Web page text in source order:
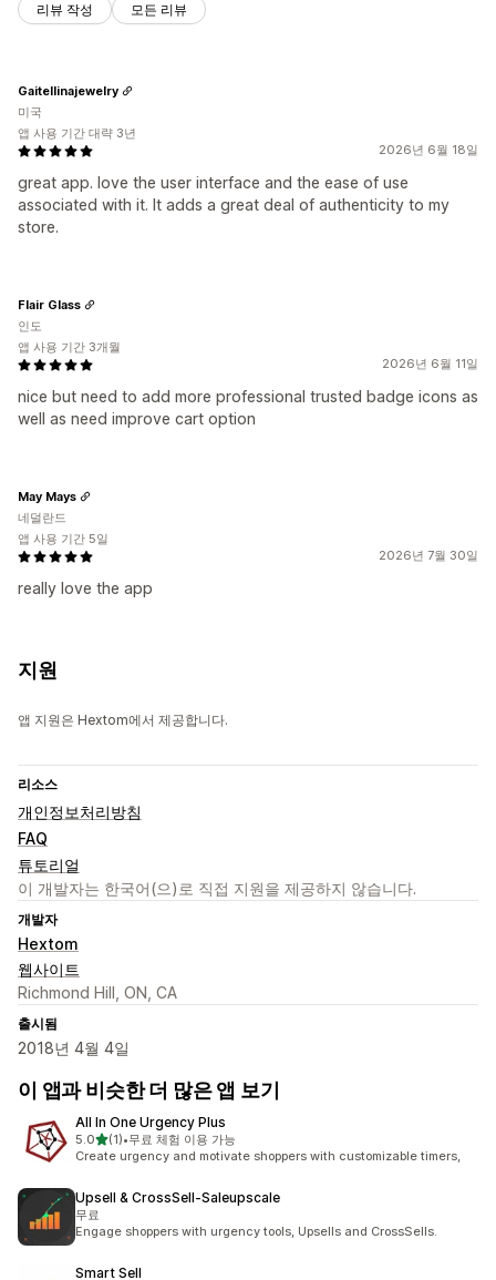
리뷰 작성 모든 리뷰
2026년 6월 18일
great app. love the user interface and the ease of use
associated with it. It adds a great deal of authenticity to my
store.
Gaitellinajewelry
미국
앱 사용 기간 대략 3년
2026년 6월 11일
nice but need to add more professional trusted badge icons as
well as need improve cart option
Flair Glass
인도
앱 사용 기간 3개월
2026년 7월 30일
really love the app
May Mays
네덜란드
앱 사용 기간 5일
지원
앱 지원은 Hextom에서 제공합니다.
리소스
개인정보처리방침
FAQ
튜토리얼
이 개발자는 한국어(으)로 직접 지원을 제공하지 않습니다.
개발자
Hextom
웹사이트
Richmond Hill, ON, CA
출시됨
2018년 4월 4일
이 앱과 비슷한 더 많은 앱 보기
All In One Urgency Plus
5.0별 5개 중
(1)
총 리뷰 1개
•무료 체험 이용 가능
Create urgency and motivate shoppers with customizable timers,
Upsell & CrossSell‑Saleupscale
무료
Engage shoppers with urgency tools, Upsells and CrossSells.
Smart Sell